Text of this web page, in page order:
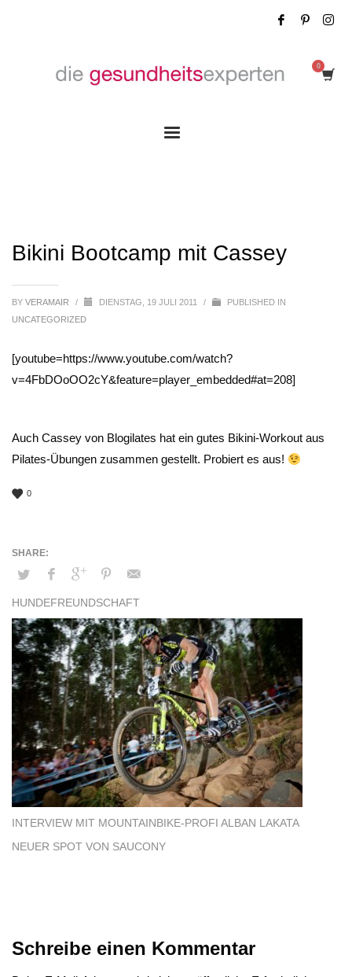
Bikini Bootcamp mit Cassey
BY VERAMAIR / DIENSTAG, 19 JULI 2011 /
PUBLISHED IN
UNCATEGORIZED
[youtube=https://www.youtube.com/watch?
v=4FbDOoOO2cY&feature=player_embedded#at=208]
Auch Cassey von Blogilates hat ein gutes Bikini-Workout aus
Pilates-Übungen zusammen gestellt. Probiert es aus!
0
HUNDEFREUNDSCHAFT
INTERVIEW MIT MOUNTAINBIKE-PROFI ALBAN LAKATA
NEUER SPOT VON SAUCONY
Schreibe einen Kommentar